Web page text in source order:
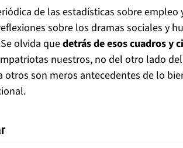
de las estadísticas sobre empleo
sobre los dramas sociales y
olvida quedetrás de esos cuadros y
nuestros, no del otro lado
otros son meros antecedentes de lo